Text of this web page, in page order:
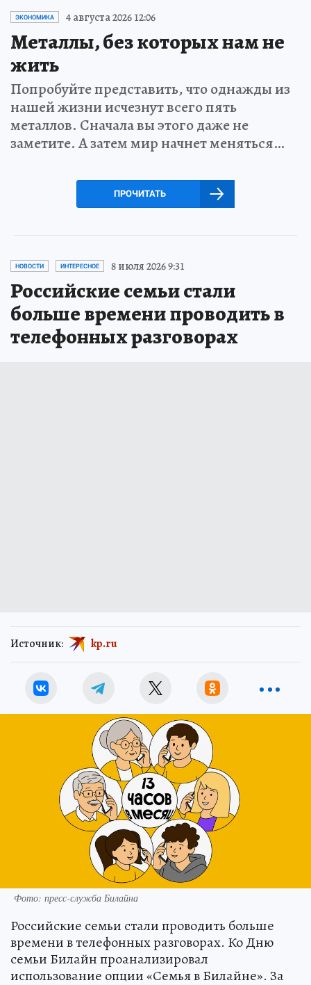
ЭКОНОМИКА 4 августа 2026 12:06
Металлы, без которых нам не
жить
Попробуйте представить, что однажды из
нашей жизни исчезнут всего пять
металлов. Сначала вы этого даже не
заметите. А затем мир начнет меняться…
ПРОЧИТАТЬ
НОВОСТИ ИНТЕРЕСНОЕ 8 июля 2026 9:31
Российские семьи стали
больше времени проводить в
телефонных разговорах
Источник: kp.ru
Фото: пресс-служба Билайна
Российские семьи стали проводить больше
времени в телефонных разговорах. Ко Дню
семьи Билайн проанализировал
использование опции «Семья в Билайне». За